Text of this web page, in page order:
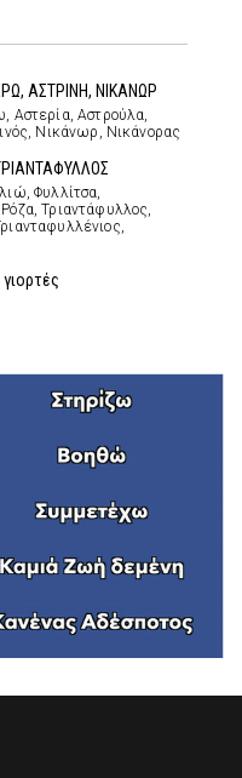
ΑΣΤΡΙΝΗ, ΝΙΚΑΝΩΡ
Αστερία, Αστρούλα,
Νικάνωρ, Νικάνορας
Φυλλίτσα,
Τριαντάφυλλος,